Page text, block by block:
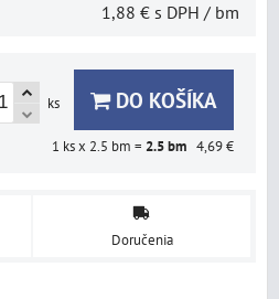
1,88 € s DPH / bm
ks DO KOŠÍKA
1 ks x 2.5 bm = 2.5bm 4,69 €
Doručenia